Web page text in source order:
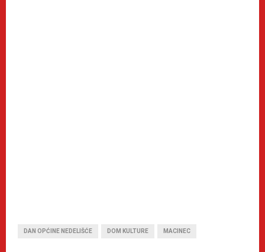
DAN OPĆINE NEDELIŠĆE DOM KULTURE MACINEC